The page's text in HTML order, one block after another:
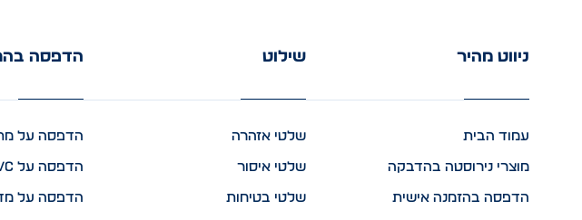
ניווט מהיר
עמוד הבית
מוצרי נירוסטה בהדבקה
הדפסה בהזמנה אישית
שילוט
שלטי אזהרה
שלטי איסור
שלטי בטיחות
הדפסה
הדפסה על
הדפסה על PVC
הדפסה על